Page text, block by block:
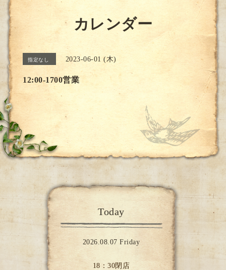
カレンダー
指定なし 2023-06-01 (木)
12:00-1700営業
Today
2026.08.07 Friday
18：30閉店